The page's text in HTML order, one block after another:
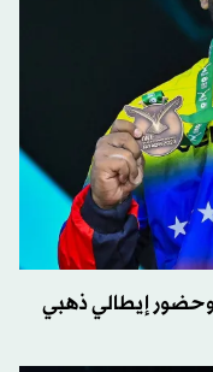
وحضور إيطالي ذهبي